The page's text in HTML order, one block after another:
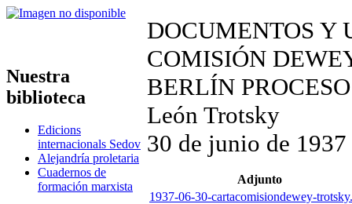
Nuestra
biblioteca
Edicions
internacionals Sedov
Alejandría proletaria
Cuadernos de
formación marxista
DOCUMENTOS Y
COMISIÓN
BERLÍN
León Trotsky
30 de junio de 1937
Adjunto
1937-06-30-cartacomisiondewey-